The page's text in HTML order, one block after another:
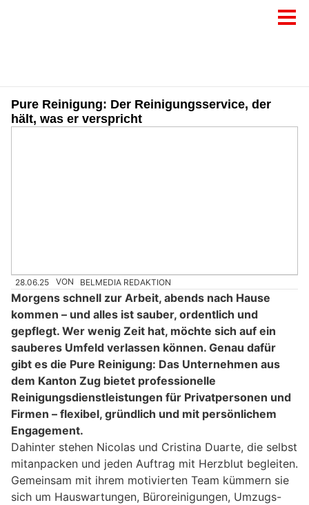
Pure Reinigung: Der Reinigungsservice, der
hält, was er verspricht
28.06.25 VON BELMEDIA REDAKTION
Morgens schnell zur Arbeit, abends nach Hause
kommen – und alles ist sauber, ordentlich und
gepflegt. Wer wenig Zeit hat, möchte sich auf ein
sauberes Umfeld verlassen können. Genau dafür
gibt es die Pure Reinigung: Das Unternehmen aus
dem Kanton Zug bietet professionelle
Reinigungsdienstleistungen für Privatpersonen und
Firmen – flexibel, gründlich und mit persönlichem
Engagement.
Dahinter stehen Nicolas und Cristina Duarte, die selbst
mitanpacken und jeden Auftrag mit Herzblut begleiten.
Gemeinsam mit ihrem motivierten Team kümmern sie
sich um Hauswartungen, Büroreinigungen, Umzugs-